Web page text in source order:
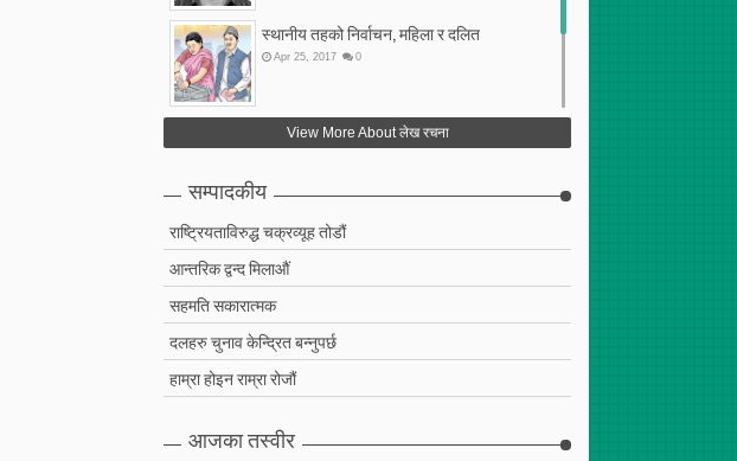
स्थानीय तहको निर्वाचन, महिला र दलित
Apr 25 2017 0
फेरि अर्को गलत सहमति
View More About लेख रचना
सम्पादकीय
राष्ट्रियताविरुद्ध चक्रव्यूह तोडौं
आन्तरिक द्वन्द मिलाऔं
सहमति सकारात्मक
दलहरु चुनाव केन्द्रित बन्नुपर्छ
हाम्रा होइन राम्रा रोजौं
आजका तस्वीर